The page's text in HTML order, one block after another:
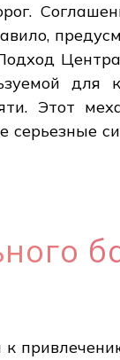
для
Этот
серьезные